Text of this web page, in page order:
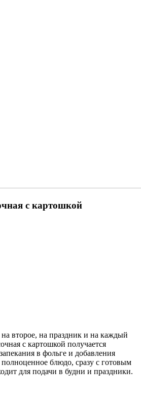
с картошкой
второе, на праздник и на каждый
с картошкой получается
в фольге и добавления
блюдо, сразу с готовым
для подачи в будни и праздники.